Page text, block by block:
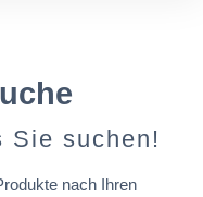
Sie suchen!
nach Ihren